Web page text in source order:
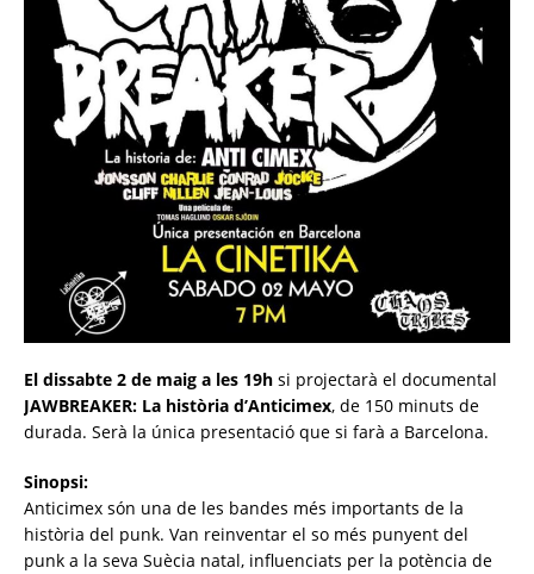
El dissabte 2 de maig a les 19h si projectarà el documental
JAWBREAKER: La història d’Anticimex, de 150 minuts de
durada. Serà la única presentació que si farà a Barcelona.
Sinopsi:
Anticimex són una de les bandes més importants de la
història del punk. Van reinventar el so més punyent del
punk a la seva Suècia natal, influenciats per la potència de